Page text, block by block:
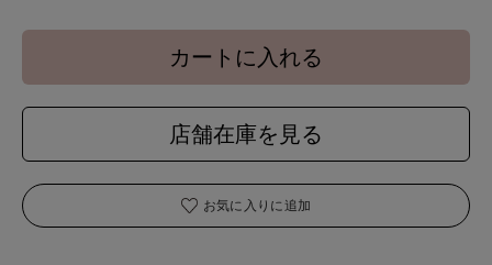
カートに入れる
店舗在庫を見る
お気に入りに追加